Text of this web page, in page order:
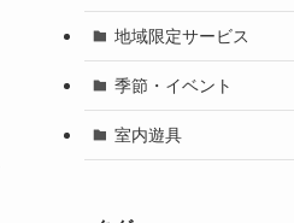
地域限定サービス
季節・イベント
室内遊具